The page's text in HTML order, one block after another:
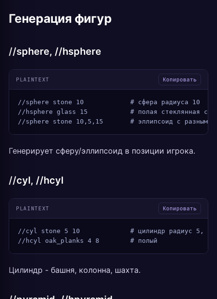
Генерация фигур
//sphere, //hsphere
PLAINTEXT Копировать
//sphere stone 10            # сфера радиуса 10
//hsphere glass 15           # полая стеклянная
//sphere stone 10,5,15       # эллипсоид с разными
Генерирует сферу/эллипсоид в позиции игрока.
//cyl, //hcyl
PLAINTEXT Копировать
//cyl stone 5 10             # цилиндр радиус 5,
//hcyl oak_planks 4 8        # полый
Цилиндр - башня, колонна, шахта.